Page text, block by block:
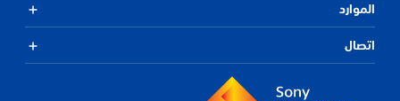
الموارد
اتصال